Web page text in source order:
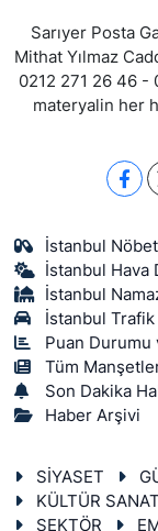
Sarıyer Posta
Mithat Yılmaz
0212 271 26 46 -
materyalin her
İstanbul
İstanbul Hava
İstanbul
İstanbul Trafik
Puan Durumu
Tüm
Son Dakika
Haber Arşivi
SİYASET
KÜLTÜR SANAT
SEKTÖR